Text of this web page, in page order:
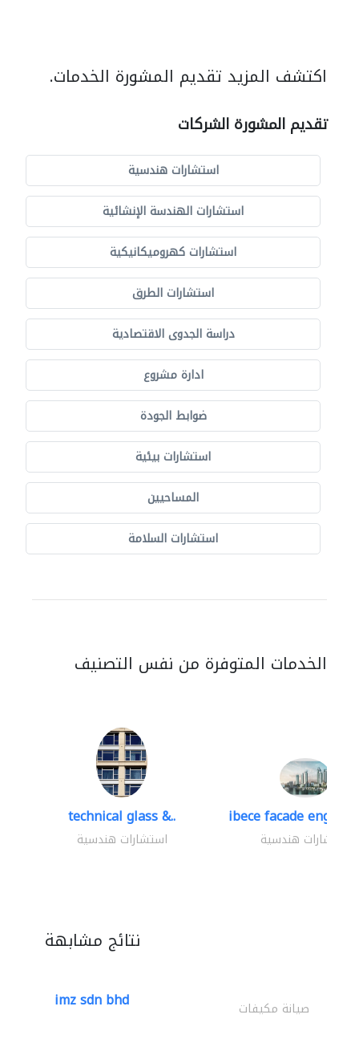
اكتشف المزيد تقديم المشورة الخدمات.
تقديم المشورة الشركات
استشارات هندسية
استشارات الهندسة الإنشائية
استشارات كهروميكانيكية
استشارات الطرق
دراسة الجدوى الاقتصادية
ادارة مشروع
ضوابط الجودة
استشارات بيئية
المساحيين
استشارات السلامة
الخدمات المتوفرة من نفس التصنيف
technical glass &..
استشارات هندسية
ibece facade
استشارات هندسية
نتائج مشابهة
imz sdn bhd صيانة مكيفات